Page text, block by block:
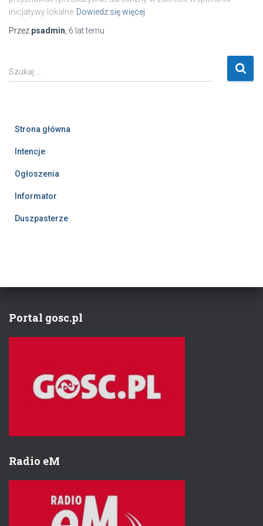
inicjatywy lokalne Dowiedz się więcej
Przez psadmin 6 lattemu
S
z
Szukaj …
Strona główna
Intencje
Ogłoszenia
Informator
Duszpasterze
Portal gosc.pl
Radio eM